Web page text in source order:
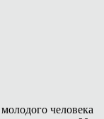
человека